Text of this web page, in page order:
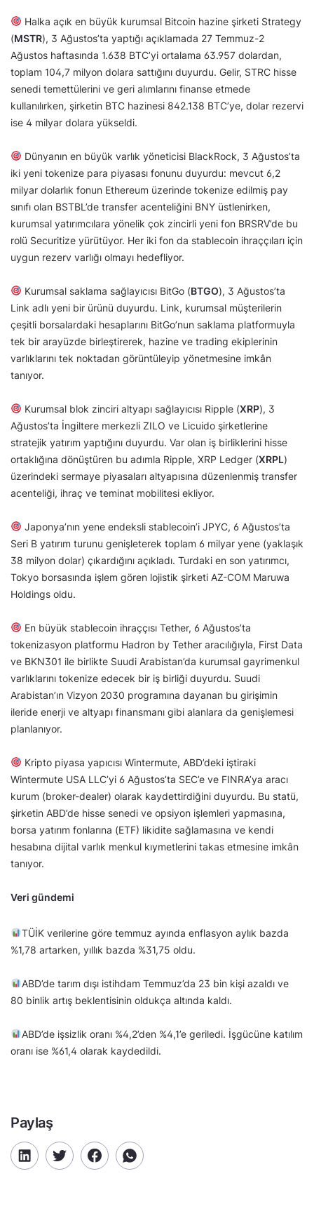
Halka açık en büyük kurumsal Bitcoin hazine şirketi Strategy
(MSTR), 3 Ağustos’ta yaptığı açıklamada 27 Temmuz-2
Ağustos haftasında 1.638 BTC’yi ortalama 63.957 dolardan,
toplam 104,7 milyon dolara sattığını duyurdu. Gelir, STRC hisse
senedi temettülerini ve geri alımlarını finanse etmede
kullanılırken, şirketin BTC hazinesi 842.138 BTC’ye, dolar rezervi
ise 4 milyar dolara yükseldi.
Dünyanın en büyük varlık yöneticisi BlackRock, 3 Ağustos’ta
iki yeni tokenize para piyasası fonunu duyurdu: mevcut 6,2
milyar dolarlık fonun Ethereum üzerinde tokenize edilmiş pay
sınıfı olan BSTBL’de transfer acenteliğini BNY üstlenirken,
kurumsal yatırımcılara yönelik çok zincirli yeni fon BRSRV’de bu
rolü Securitize yürütüyor. Her iki fon da stablecoin ihraççıları için
uygun rezerv varlığı olmayı hedefliyor.
Kurumsal saklama sağlayıcısı BitGo (BTGO), 3 Ağustos’ta
Link adlı yeni bir ürünü duyurdu. Link, kurumsal müşterilerin
çeşitli borsalardaki hesaplarını BitGo’nun saklama platformuyla
tek bir arayüzde birleştirerek, hazine ve trading ekiplerinin
varlıklarını tek noktadan görüntüleyip yönetmesine imkân
tanıyor.
Kurumsal blok zinciri altyapı sağlayıcısı Ripple (XRP), 3
Ağustos’ta İngiltere merkezli ZILO ve Licuido şirketlerine
stratejik yatırım yaptığını duyurdu. Var olan iş birliklerini hisse
ortaklığına dönüştüren bu adımla Ripple, XRP Ledger (XRPL)
üzerindeki sermaye piyasaları altyapısına düzenlenmiş transfer
acenteliği, ihraç ve teminat mobilitesi ekliyor.
Japonya’nın yene endeksli stablecoin’i JPYC, 6 Ağustos’ta
Seri B yatırım turunu genişleterek toplam 6 milyar yene (yaklaşık
38 milyon dolar) çıkardığını açıkladı. Turdaki en son yatırımcı,
Tokyo borsasında işlem gören lojistik şirketi AZ-COM Maruwa
Holdings oldu.
En büyük stablecoin ihraççısı Tether, 6 Ağustos’ta
tokenizasyon platformu Hadron by Tether aracılığıyla, First Data
ve BKN301 ile birlikte Suudi Arabistan’da kurumsal gayrimenkul
varlıklarını tokenize edecek bir iş birliği duyurdu. Suudi
Arabistan’ın Vizyon 2030 programına dayanan bu girişimin
ileride enerji ve altyapı finansmanı gibi alanlara da genişlemesi
planlanıyor.
Kripto piyasa yapıcısı Wintermute, ABD’deki iştiraki
Wintermute USA LLC’yi 6 Ağustos’ta SEC’e ve FINRA’ya aracı
kurum (broker-dealer) olarak kaydettirdiğini duyurdu. Bu statü,
şirketin ABD’de hisse senedi ve opsiyon işlemleri yapmasına,
borsa yatırım fonlarına (ETF) likidite sağlamasına ve kendi
hesabına dijital varlık menkul kıymetlerini takas etmesine imkân
tanıyor.
Veri gündemi
TÜİK verilerine göre temmuz ayında enflasyon aylık bazda
%1,78 artarken, yıllık bazda %31,75 oldu.
ABD’de tarım dışı istihdam Temmuz’da 23 bin kişi azaldı ve
80 binlik artış beklentisinin oldukça altında kaldı.
ABD’de işsizlik oranı %4,2’den %4,1’e geriledi. İşgücüne katılım
oranı ise %61,4 olarak kaydedildi.
Paylaş